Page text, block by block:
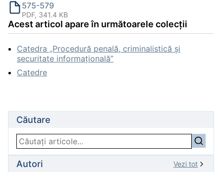
575-579
PDF, 341.4 KB
Acest articol apare în următoarele colecții
Catedra „Procedură penală, criminalistică și
securitate informațională”
Catedre
Căutare
Autori Vezi tot